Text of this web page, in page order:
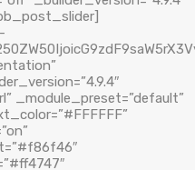
_module_preset=”default”